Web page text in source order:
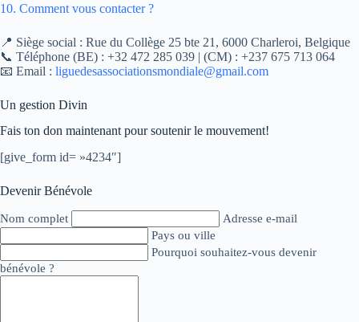
10. Comment vous contacter ?
📍 Siège social : Rue du Collège 25 bte 21, 6000 Charleroi, Belgique
📞 Téléphone (BE) : +32 472 285 039 | (CM) : +237 675 713 064
📧 Email : liguedesassociationsmondiale@gmail.com
Un gestion Divin
Fais ton don maintenant pour soutenir le mouvement!
[give_form id= »4234″]
Devenir Bénévole
Nom complet
Adresse e-mail
Pays ou ville
Pourquoi souhaitez-vous devenir
bénévole ?